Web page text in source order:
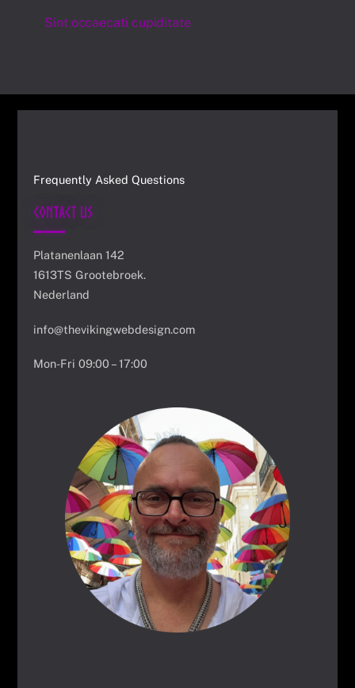
Sint occaecati cupiditate
Frequently Asked Questions
Contact Us
Platanenlaan 142
1613TS Grootebroek.
Nederland
info@thevikingwebdesign.com
Mon-Fri 09:00 – 17:00